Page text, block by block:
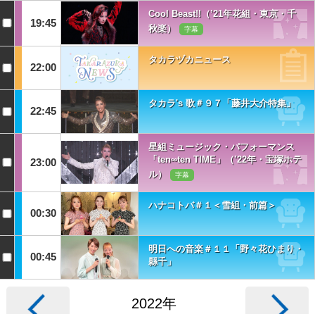
19:45
Cool Beast!!（’21年花組・東京・千
秋楽）
字幕
22:00
タカラヅカニュース
22:45
タカラ's 歌＃９７「藤井大介特集」
23:00
星組ミュージック・パフォーマンス
「ten∞ten TIME」（’22年・宝塚ホテ
ル）
字幕
00:30
ハナコトバ＃１＜雪組・前篇＞
00:45
明日への音楽＃１１「野々花ひまり・
縣千」
2022年